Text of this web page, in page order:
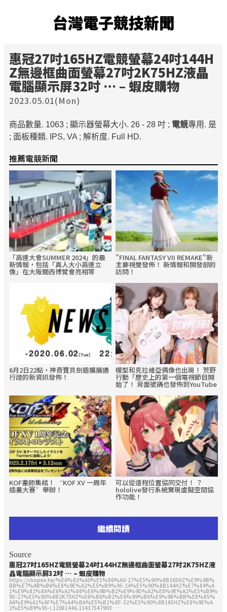
台灣電子競技新聞
惠冠27吋165HZ電競螢幕24吋144H
Z無邊框曲面螢幕27吋2K75HZ液晶
電腦顯示屏32吋 … – 蝦皮購物
2023.05.01(Mon)
商品數量. 1063 ; 顯示器螢幕大小. 26 - 28 吋 ; 電競專用. 是
; 面板種類. IPS, VA ; 解析度. Full HD.
推薦電競新聞
「高達大會SUMMER 2024」的最
新情報，包括「真人大小高達立
像」在大阪關西博覽會亮相等
"FINAL FANTASY VII REMAKE"新
主要視覺發佈！ 新情報和開發部的
訪問！
6月2日22點，神奇寶貝劍盾擴展通
行證的新資訊發佈！
模型和克拉維亞偶像也出現！ 荒野
行動「歷史上的第一個電視節目開
始了！ 背面號碼也發佈到YouTube
KOF畫師集結！ “KOF XV 一周年
插畫大賽”舉辦！
可以從遠程位置協同交付！ ？
hololive發行系統實現虛擬空間協
作功能！
繼續閱讀
Source
惠冠27吋165HZ電競螢幕24吋144HZ無邊框曲面螢幕27吋2K75HZ液
晶電腦顯示屏32吋 … – 蝦皮購物
https://shopee.tw/%E6%83%A0%E5%86%A0-27%E5%90%8B165HZ%E9%9B%
BB%E7%AB%B6%E8%9E%A2%E5%B9%95-24%E5%90%8B144HZ%E7%84%A
1%E9%82%8A%E6%A1%86%E6%9B%B2%E9%9D%A2%E8%9E%A2%E5%B9%
95-27%E5%90%8B2K75HZ%E6%B6%B2%E6%99%B6%E9%9B%BB%E8%85%
A6%E9%A1%AF%E7%A4%BA%E5%B1%8F-32%E5%90%8B165HZ%E8%9E%A
2%E5%B9%95-i.12981446.13437547903……